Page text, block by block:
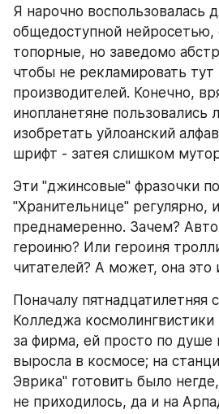
Я нарочно воспользовалась
общедоступной нейросетью,
топорные, но заведомо
чтобы не рекламировать
производителей. Конечно,
инопланетяне пользовались
изобретать уйлоанский
шрифт - затея слишком
Эти "джинсовые" фразочки
"Хранительнице" регулярно,
преднамеренно. Зачем?
героиню? Или героиня
читателей? А может, она это
Поначалу пятнадцатилетняя
Колледжа космолингвистики
за фирма, ей просто по душе
выросла в космосе; на
Эврика" готовить было
не приходилось, да и на